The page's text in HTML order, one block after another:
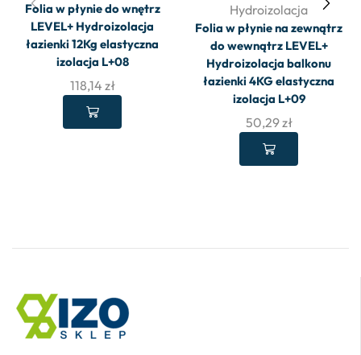
Folia w płynie do wnętrz
LEVEL+ Hydroizolacja
łazienki 12Kg elastyczna
izolacja L+08
118,14 zł
Hydroizolacja
Folia w płynie na zewnątrz
do wewnątrz LEVEL+
Hydroizolacja balkonu
łazienki 4KG elastyczna
izolacja L+09
50,29zł